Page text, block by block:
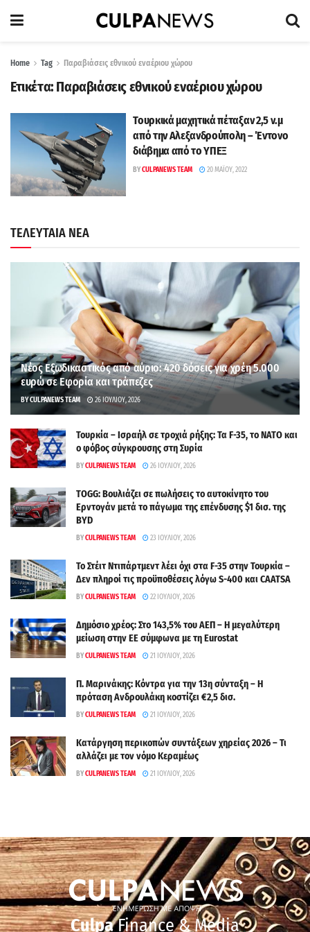
Home Tag Παραβιάσεις εθνικού εναέριου χώρου
Ετικέτα: Παραβιάσεις εθνικού εναέριου χώρου
Τουρκικά μαχητικά πέταξαν 2,5 ν.μ
από την Αλεξανδρούπολη – Έντονο
διάβημα από το ΥΠΕΞ
BYCULPANEWS TEAM 20 ΜΑΪ́ΟΥ, 2022
ΤΕΛΕΥΤΑΙΑ ΝΕΑ
Νέος Εξωδικαστικός από αύριο: 420 δόσεις για χρέη 5.000
ευρώ σε Εφορία και τράπεζες
BYCULPANEWS TEAM 26 ΙΟΥΛΊΟΥ, 2026
Τουρκία – Ισραήλ σε τροχιά ρήξης: Τα F-35, το ΝΑΤΟ και
ο φόβος σύγκρουσης στη Συρία
BYCULPANEWS TEAM 26 ΙΟΥΛΊΟΥ, 2026
TOGG: Βουλιάζει σε πωλήσεις το αυτοκίνητο του
Ερντογάν μετά το πάγωμα της επένδυσης $1 δισ. της
BYD
BYCULPANEWS TEAM 23 ΙΟΥΛΊΟΥ, 2026
Το Στέιτ Ντιπάρτμεντ λέει όχι στα F-35 στην Τουρκία –
Δεν πληροί τις προϋποθέσεις λόγω S-400 και CAATSA
BYCULPANEWS TEAM 22 ΙΟΥΛΊΟΥ, 2026
Δημόσιο χρέος: Στο 143,5% του ΑΕΠ – Η μεγαλύτερη
μείωση στην ΕΕ σύμφωνα με τη Eurostat
BYCULPANEWS TEAM 21 ΙΟΥΛΊΟΥ, 2026
Π. Μαρινάκης: Κόντρα για την 13η σύνταξη – Η
πρόταση Ανδρουλάκη κοστίζει €2,5 δισ.
BYCULPANEWS TEAM 21 ΙΟΥΛΊΟΥ, 2026
Κατάργηση περικοπών συντάξεων χηρείας 2026 – Τι
αλλάζει με τον νόμο Κεραμέως
BYCULPANEWS TEAM 21 ΙΟΥΛΊΟΥ, 2026
CulpaFinance & Media